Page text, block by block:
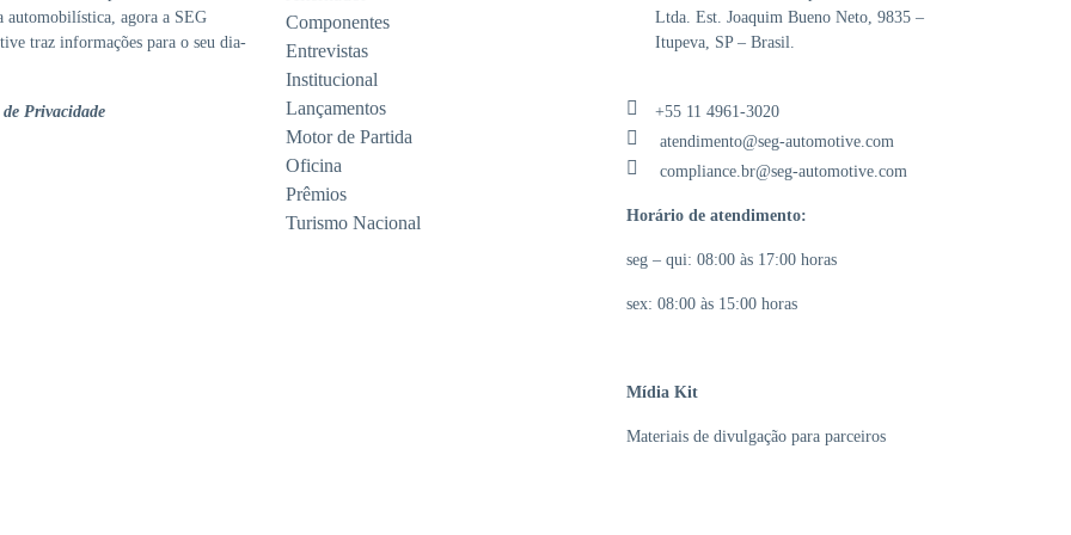
automobilística, agora a SEG
traz informações para o seu dia-
Privacidade
Componentes
Entrevistas
Institucional
Lançamentos
Motor de Partida
Oficina
Prêmios
Turismo Nacional
Ltda. Est. Joaquim Bueno Neto, 9835 –
Itupeva, SP – Brasil.
+55 11 4961-3020
atendimento@seg-automotive.com
compliance.br@seg-automotive.com
Horário de atendimento:
seg – qui: 08:00 às 17:00 horas
sex: 08:00 às 15:00 horas
Mídia Kit
Materiais de divulgação para parceiros